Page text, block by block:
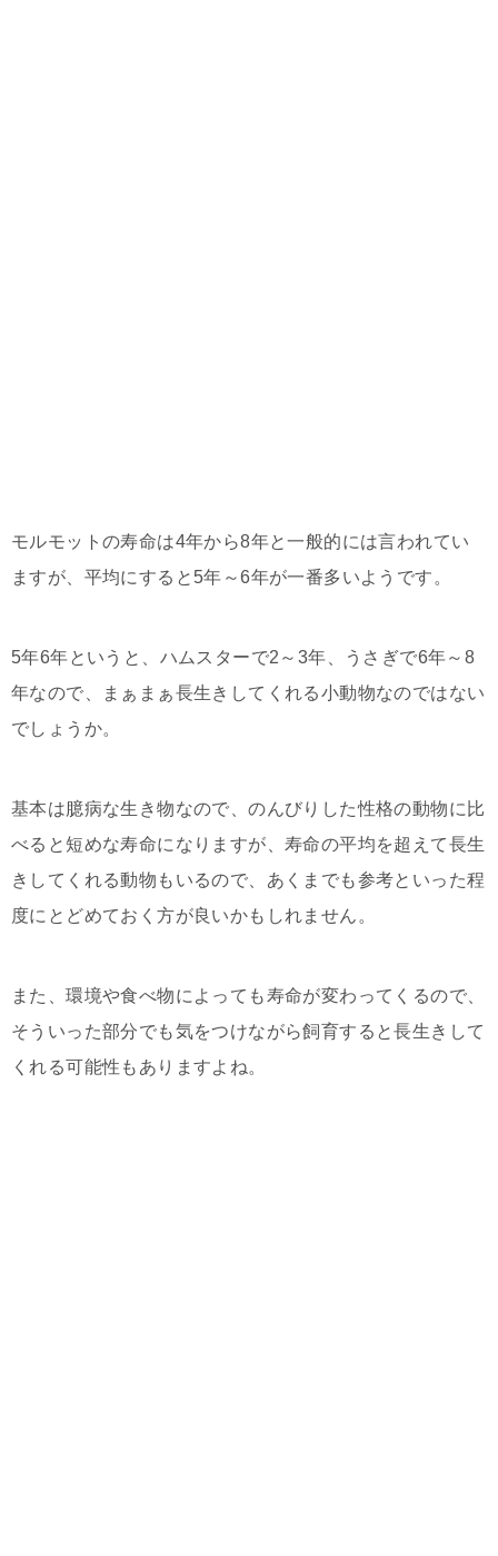
モルモットの寿命は4年から8年と一般的には言われてい
ますが、平均にすると5年～6年が一番多いようです。
5年6年というと、ハムスターで2～3年、うさぎで6年～8
年なので、まぁまぁ長生きしてくれる小動物なのではない
でしょうか。
基本は臆病な生き物なので、のんびりした性格の動物に比
べると短めな寿命になりますが、寿命の平均を超えて長生
きしてくれる動物もいるので、あくまでも参考といった程
度にとどめておく方が良いかもしれません。
また、環境や食べ物によっても寿命が変わってくるので、
そういった部分でも気をつけながら飼育すると長生きして
くれる可能性もありますよね。